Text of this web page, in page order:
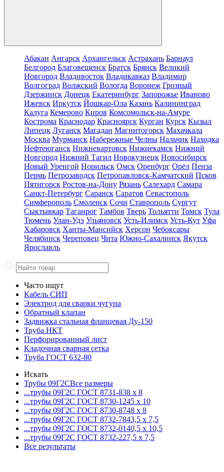
Абакан Ангарск Архангельск Астрахань Барнаул
Белгород Благовещенск Братск Брянск Великий
Новгород Владивосток Владикавказ Владимир
Волгоград Волжский Вологда Воронеж Грозный
Дзержинск Донецк Екатеринбург Запорожье Иваново
Ижевск Иркутск Йошкар-Ола Казань Калининград
Калуга Кемерово Киров Комсомольск-на-Амуре
Кострома Краснодар Красноярск Курган Курск Кызыл
Липецк Луганск Магадан Магнитогорск Махачкала
Москва Мурманск Набережные Челны Нальчик Находка
Нефтеюганск Нижневартовск Нижнекамск Нижний
Новгород Нижний Тагил Новокузнецк Новосибирск
Новый Уренгой Норильск Омск Оренбург Орёл Пенза
Пермь Петрозаводск Петропавловск-Камчатский Псков
Пятигорск Ростов-на-Дону Рязань Салехард Самара
Санкт-Петербург Саранск Саратов Севастополь
Симферополь Смоленск Сочи Ставрополь Сургут
Сыктывкар Таганрог Тамбов Тверь Тольятти Томск Тула
Тюмень Улан-Удэ Ульяновск Усть-Илимск Усть-Кут Уфа
Хабаровск Ханты-Мансийск Херсон Чебоксары
Челябинск Череповец Чита Южно-Сахалинск Якутск
Ярославль
Часто ищут
Кабель СИП
Электрод для сварки чугуна
Обратный клапан
Задвижка стальная фланцевая Ду-150
Труба НКТ
Перфорированный лист
Кладочная сварная сетка
Труба ГОСТ 632-80
Искать
Трубы 09Г2СВсе размеры
...трубы 09Г2С ГОСТ 8731-838 x 8
...трубы 09Г2С ГОСТ 8730-1245 x 10
...трубы 09Г2С ГОСТ 8730-8748 x 8
...трубы 09Г2С ГОСТ 8732-7843,5 x 7,5
...трубы 09Г2С ГОСТ 8732-0140,5 x 10,5
...трубы 09Г2С ГОСТ 8732-227,5 x 7,5
Все результаты